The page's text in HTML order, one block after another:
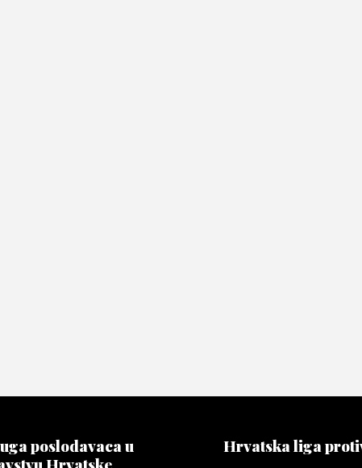
poslodavaca u
Hrvatska liga